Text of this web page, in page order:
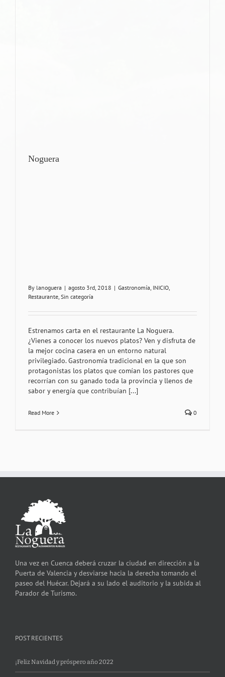
Noguera
By lanoguera | agosto 3rd, 2018 | Gastronomía, INICIO,
Restaurante, Sin categoría
Estrenamos carta en el restaurante La Noguera.
¿Vienes a conocer los nuevos platos? Ven y disfruta de
la mejor cocina casera en un entorno natural
privilegiado. Gastronomía tradicional en la que son
protagonistas los platos que comían los pastores que
recorrían con su ganado toda la provincia y llenos de
sabor y energía que contribuían [...]
Read More 0
Una vez en Cuenca deberá cruzar la ciudad en dirección a la
Puerta de Valencia y desviarse hacia la derecha tomando el
paseo del Huécar. Dejará a su lado el auditorio y la subida al
Parador de Turismo.
POST RECIENTES
¡Feliz Navidad y próspero año 2022